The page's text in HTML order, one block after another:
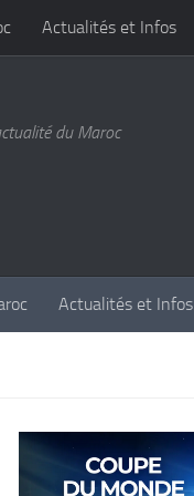
Actualités et Infos
du Maroc
Actualités et Infos